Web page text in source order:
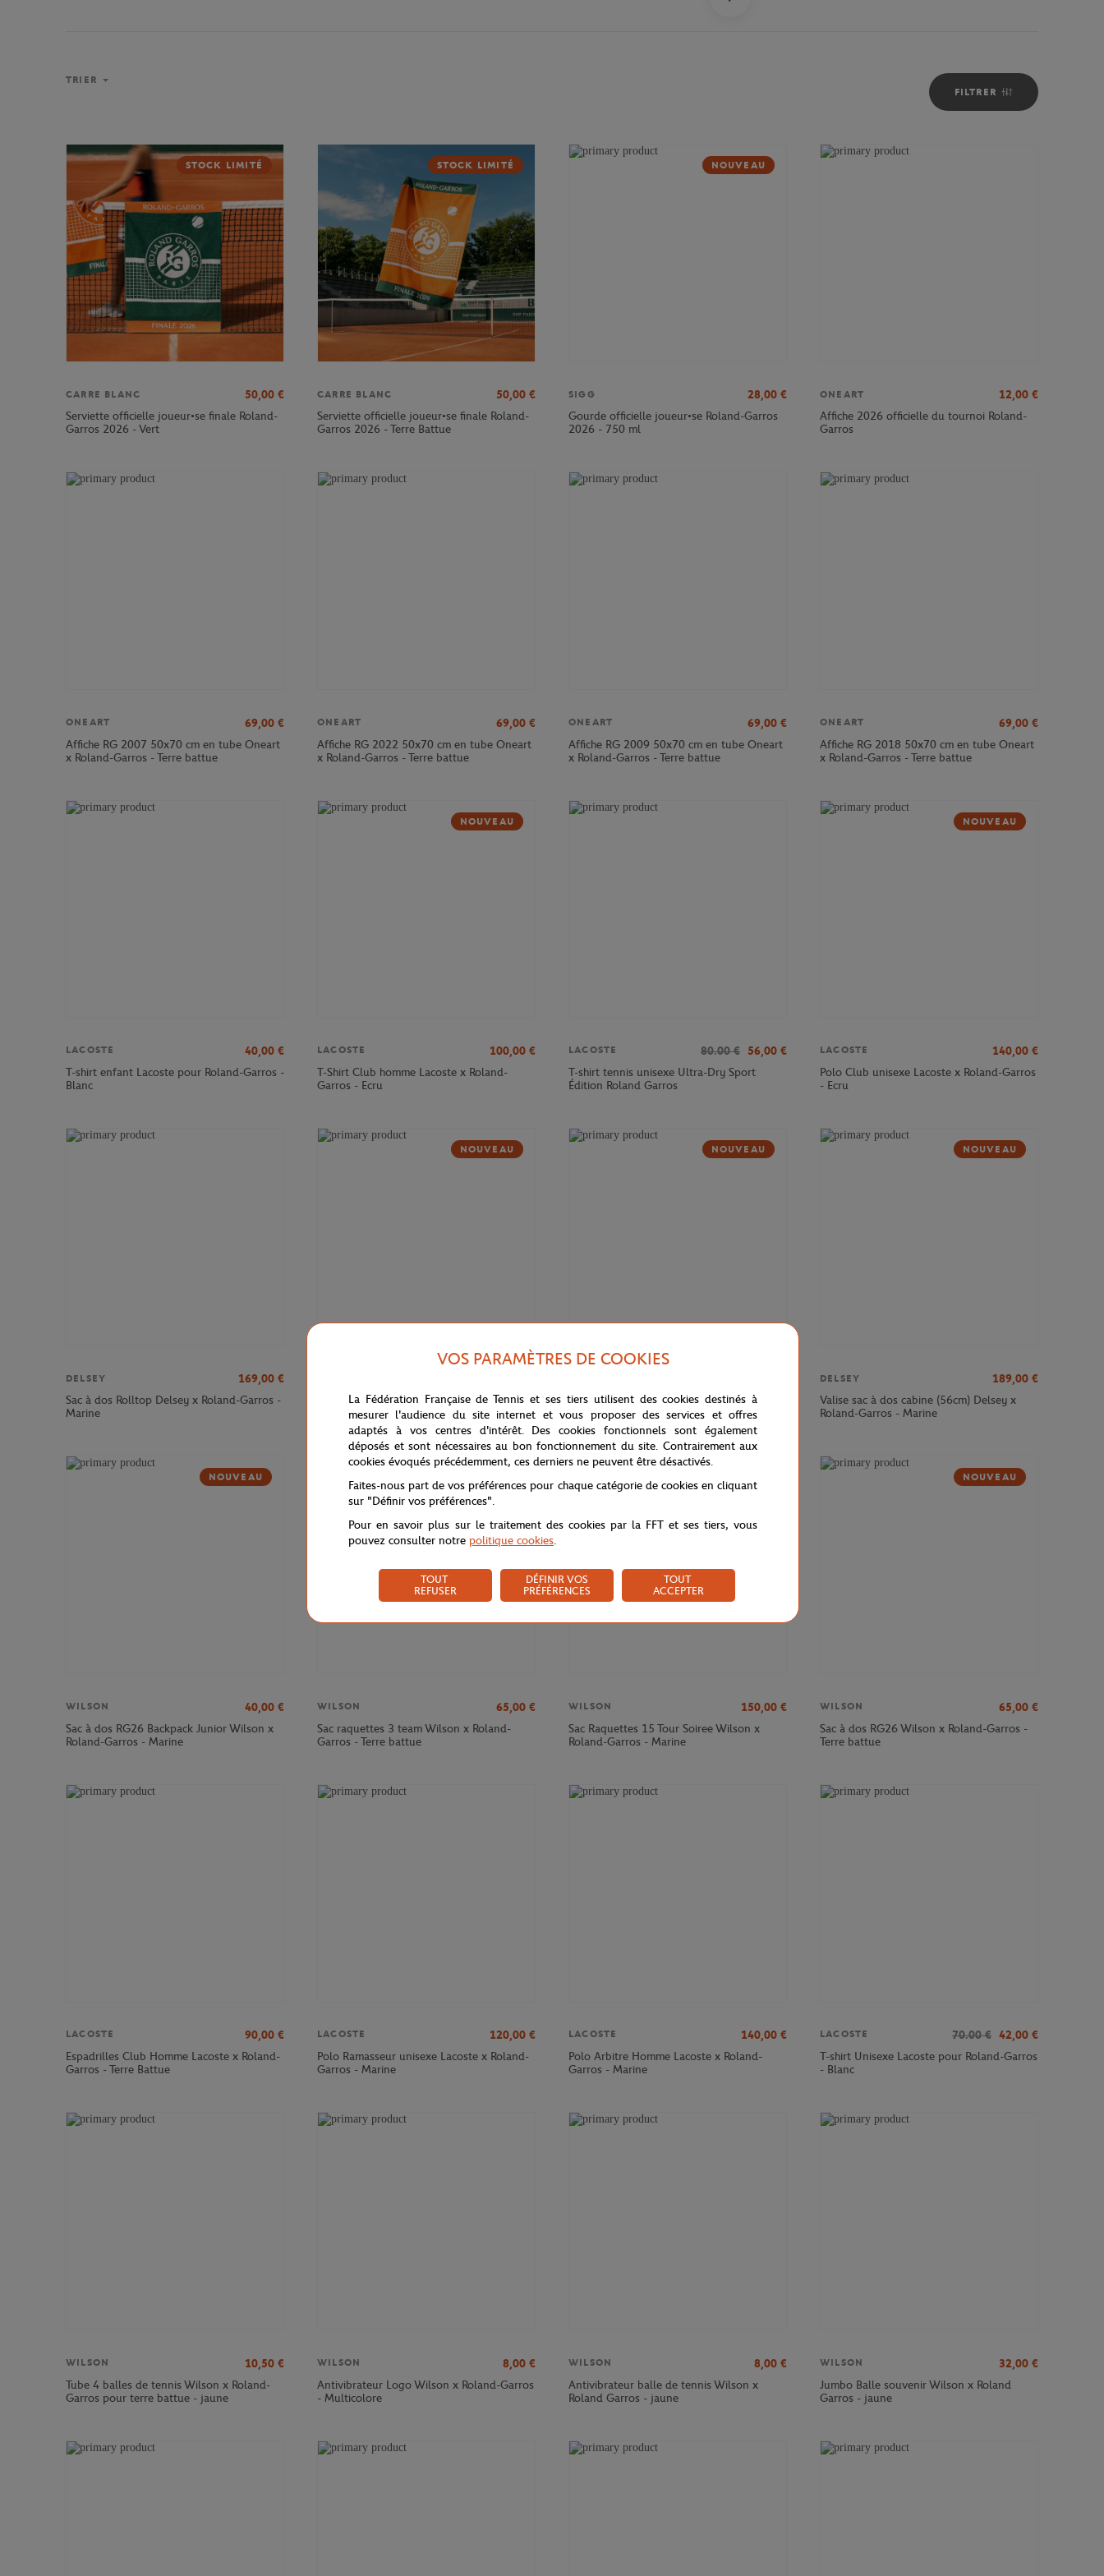
FILTRER
TRIER
STOCK LIMITÉ
CARRE BLANC 50,00 €
Serviette officielle joueur•se finale Roland-
Garros 2026 - Vert
STOCK LIMITÉ
CARRE BLANC 50,00 €
Serviette officielle joueur•se finale Roland-
Garros 2026 - Terre Battue
NOUVEAU
SIGG 28,00 €
Gourde officielle joueur•se Roland-Garros
2026 - 750 ml
ONEART 12,00 €
Affiche 2026 officielle du tournoi Roland-
Garros
ONEART 69,00 €
Affiche RG 2007 50x70 cm en tube Oneart
x Roland-Garros - Terre battue
ONEART 69,00 €
Affiche RG 2022 50x70 cm en tube Oneart
x Roland-Garros - Terre battue
ONEART 69,00 €
Affiche RG 2009 50x70 cm en tube Oneart
x Roland-Garros - Terre battue
ONEART 69,00 €
Affiche RG 2018 50x70 cm en tube Oneart
x Roland-Garros - Terre battue
LACOSTE 40,00 €
T-shirt enfant Lacoste pour Roland-Garros -
Blanc
NOUVEAU
LACOSTE 100,00 €
T-Shirt Club homme Lacoste x Roland-
Garros - Ecru
LACOSTE 80.00 € 56,00 €
T-shirt tennis unisexe Ultra-Dry Sport
Édition Roland Garros
NOUVEAU
LACOSTE 140,00 €
Polo Club unisexe Lacoste x Roland-Garros
- Ecru
DELSEY 169,00 €
Sac à dos Rolltop Delsey x Roland-Garros -
Marine
NOUVEAU
Sac à dos Cadence Soft 14" Delsey x
Roland-Garros - Marine
NOUVEAU
Valise cabine Cadence (55cm) Delsey x
Roland-Garros - Marine
NOUVEAU
DELSEY 189,00 €
Valise sac à dos cabine (56cm) Delsey x
Roland-Garros - Marine
NOUVEAU
WILSON 40,00 €
Sac à dos RG26 Backpack Junior Wilson x
Roland-Garros - Marine
WILSON 65,00 €
Sac raquettes 3 team Wilson x Roland-
Garros - Terre battue
WILSON 150,00 €
Sac Raquettes 15 Tour Soiree Wilson x
Roland-Garros - Marine
NOUVEAU
WILSON 65,00 €
Sac à dos RG26 Wilson x Roland-Garros -
Terre battue
LACOSTE 90,00 €
Espadrilles Club Homme Lacoste x Roland-
Garros - Terre Battue
LACOSTE 120,00 €
Polo Ramasseur unisexe Lacoste x Roland-
Garros - Marine
LACOSTE 140,00 €
Polo Arbitre Homme Lacoste x Roland-
Garros - Marine
LACOSTE 70.00 € 42,00 €
T-shirt Unisexe Lacoste pour Roland-Garros
- Blanc
WILSON 10,50 €
Tube 4 balles de tennis Wilson x Roland-
Garros pour terre battue - jaune
WILSON 8,00 €
Antivibrateur Logo Wilson x Roland-Garros
- Multicolore
WILSON 8,00 €
Antivibrateur balle de tennis Wilson x
Roland Garros - jaune
WILSON 32,00 €
Jumbo Balle souvenir Wilson x Roland
Garros - jaune
VOS PARAMÈTRES DE COOKIES
La Fédération Française de Tennis et ses tiers utilisent des cookies destinés à
mesurer l'audience du site internet et vous proposer des services et offres
adaptés à vos centres d'intérêt. Des cookies fonctionnels sont également
déposés et sont nécessaires au bon fonctionnement du site. Contrairement aux
cookies évoqués précédemment, ces derniers ne peuvent être désactivés.
Faites-nous part de vos préférences pour chaque catégorie de cookies en cliquant
sur "Définir vos préférences".
Pour en savoir plus sur le traitement des cookies par la FFT et ses tiers, vous
pouvez consulter notre politique cookies.
TOUT
REFUSER
DÉFINIR VOS
PRÉFÉRENCES
TOUT
ACCEPTER